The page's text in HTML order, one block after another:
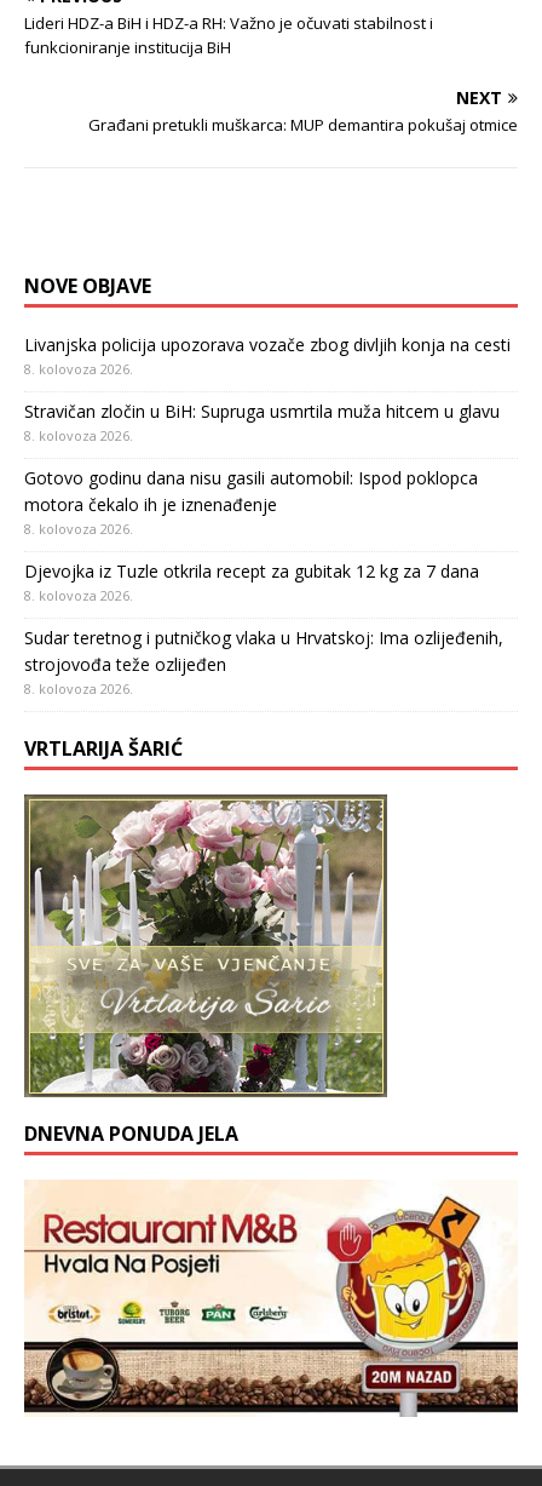
Lideri HDZ-a BiH i HDZ-a RH: Važno je očuvati stabilnost i
funkcioniranje institucija BiH
NEXT
Građani pretukli muškarca: MUP demantira pokušaj otmice
NOVE OBJAVE
Livanjska policija upozorava vozače zbog divljih konja na cesti
8. kolovoza 2026.
Stravičan zločin u BiH: Supruga usmrtila muža hitcem u glavu
8. kolovoza 2026.
Gotovo godinu dana nisu gasili automobil: Ispod poklopca
motora čekalo ih je iznenađenje
8. kolovoza 2026.
Djevojka iz Tuzle otkrila recept za gubitak 12 kg za 7 dana
8. kolovoza 2026.
Sudar teretnog i putničkog vlaka u Hrvatskoj: Ima ozlijeđenih,
strojovođa teže ozlijeđen
8. kolovoza 2026.
VRTLARIJA ŠARIĆ
DNEVNA PONUDA JELA